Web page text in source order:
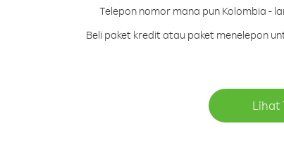
Telepon nomor mana pun Kolombia -
Beli paket kredit atau paket menelepon
Lihat